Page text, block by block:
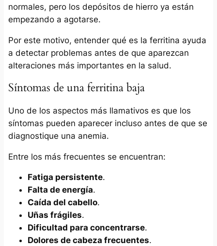
normales, pero los depósitos de hierro ya están
empezando a agotarse.
Por este motivo, entender qué es la ferritina ayuda
a detectar problemas antes de que aparezcan
alteraciones más importantes en la salud.
Síntomas de una ferritina baja
Uno de los aspectos más llamativos es que los
síntomas pueden aparecer incluso antes de que se
diagnostique una anemia.
Entre los más frecuentes se encuentran:
Fatiga persistente.
Falta de energía.
Caída del cabello.
Uñas frágiles.
Dificultad para concentrarse.
Dolores de cabeza frecuentes.